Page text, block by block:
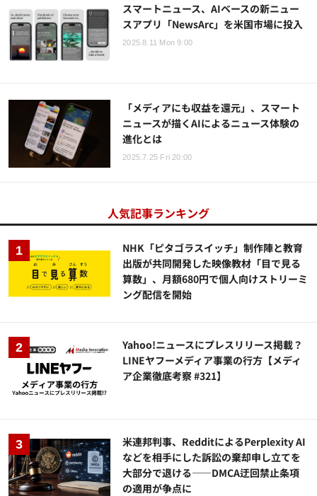
スマートニュース、AIベースの新ニュー
スアプリ「NewsArc」を米国市場に投入
2025.8.11 Mon 9:00
「メディアにも収益を還元」、スマート
ニュースが描くAIによるニュース体験の
進化とは
2025.7.25 Fri 20:00
人気記事ランキング
NHK「ピタゴラスイッチ」制作陣と教育
出版が共同開発した映像教材「目で見る
算数」、月額680円で個人向けストリーミ
ング配信を開始
Yahoo!ニュースにプレスリリース掲載？
LINEヤフーメディア事業の行方【メディ
ア企業徹底考察 #321】
米連邦判事、RedditによるPerplexity AI
などを相手にした訴訟の棄却申し立てを
大部分で退ける——DMCA迂回禁止条項
の適用が争点に